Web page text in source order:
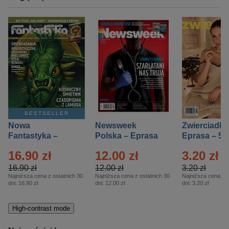
BESTSELLER
Nowa
Fantastyka –
16.90 zł
16.90 zł
Najniższa cena z ostatnich 30
dni: 16.90 zł
Newsweek
Polska – Eprasa
12.00 zł
12.00 zł
Najniższa cena z ostatnich 30
dni: 12.00 zł
Zwierciadło
Eprasa – 5/
3.20 zł
3.20 zł
Najniższa cena z
dni: 3.20 zł
High-contrast mode